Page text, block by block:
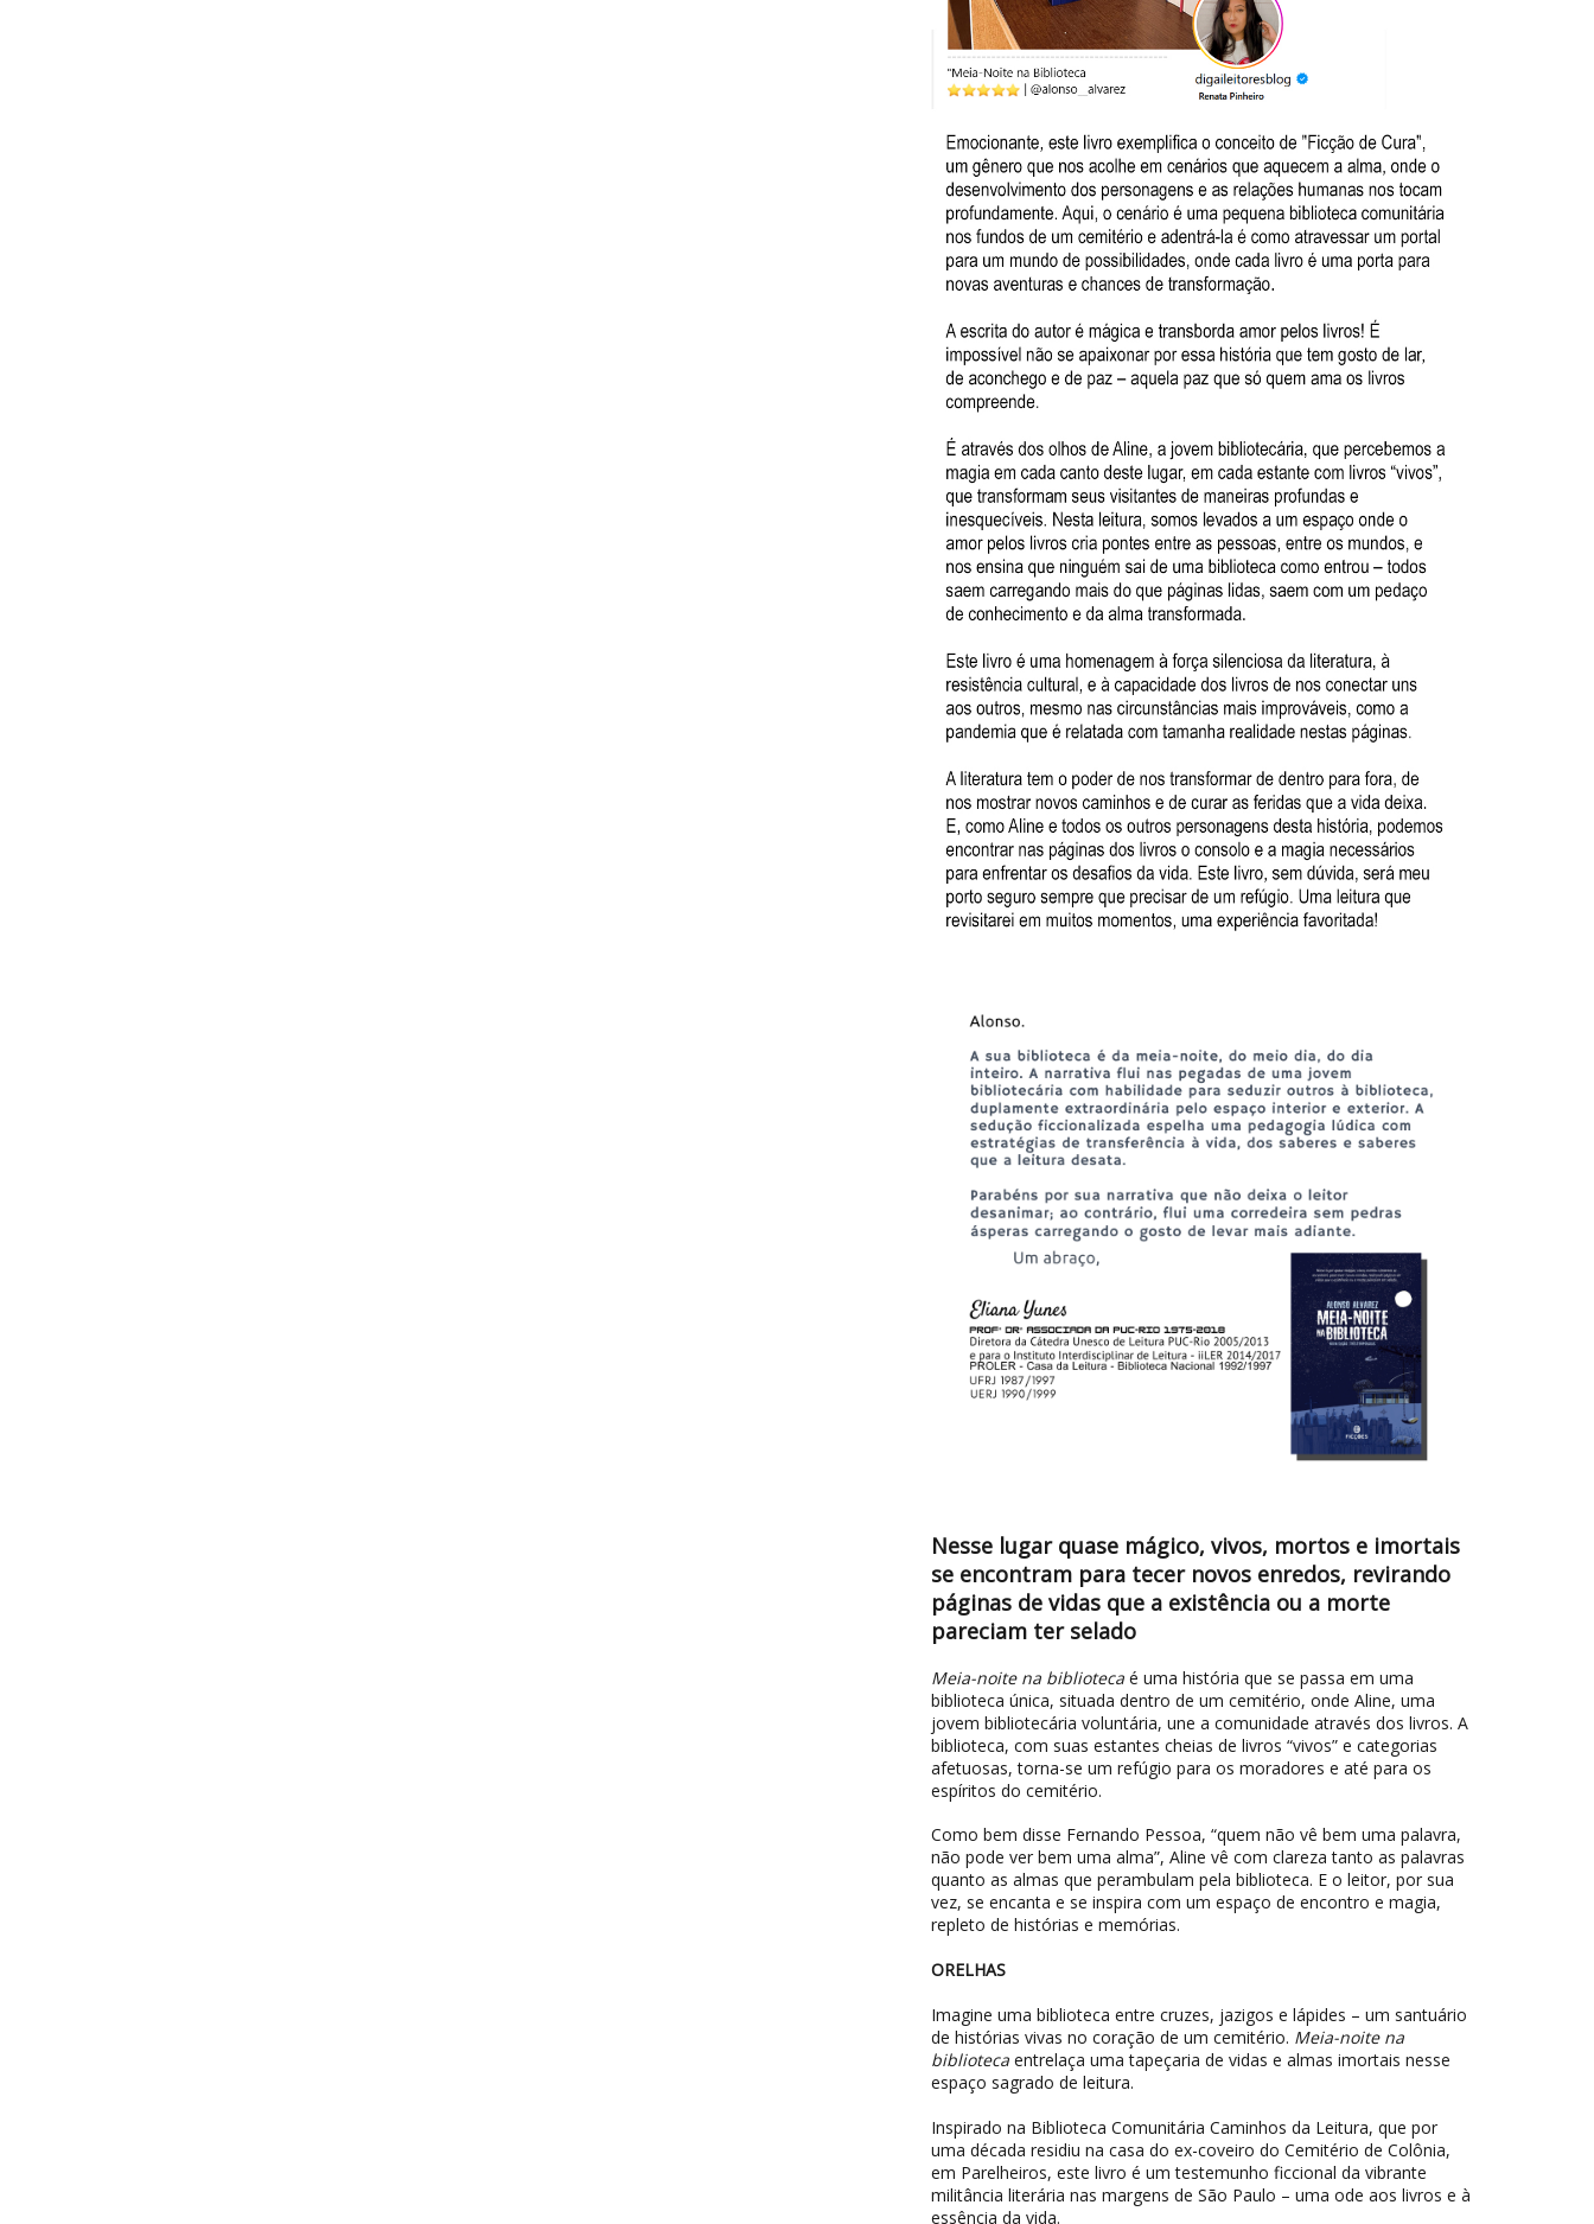
Nesse lugar quase mágico, vivos, mortos e imortais
se encontram para tecer novos enredos, revirando
páginas de vidas que a existência ou a morte
pareciam ter selado
Meia-noite na bibliotecaé uma história que se passa em uma
biblioteca única, situada dentro de um cemitério, onde Aline, uma
jovem bibliotecária voluntária, une a comunidade através dos livros. A
biblioteca, com suas estantes cheias de livros “vivos” e categorias
afetuosas, torna-se um refúgio para os moradores e até para os
espíritos do cemitério.
Como bem disse Fernando Pessoa, “quem não vê bem uma palavra,
não pode ver bem uma alma”, Aline vê com clareza tanto as palavras
quanto as almas que perambulam pela biblioteca. E o leitor, por sua
vez, se encanta e se inspira com um espaço de encontro e magia,
repleto de histórias e memórias.
ORELHAS
Imagine uma biblioteca entre cruzes, jazigos e lápides – um santuário
de histórias vivas no coração de um cemitério. Meia-noite na
bibliotecaentrelaça uma tapeçaria de vidas e almas imortais nesse
espaço sagrado de leitura.
Inspirado na Biblioteca Comunitária Caminhos da Leitura, que por
uma década residiu na casa do ex-coveiro do Cemitério de Colônia,
em Parelheiros, este livro é um testemunho ficcional da vibrante
militância literária nas margens de São Paulo – uma ode aos livros e à
essência da vida.